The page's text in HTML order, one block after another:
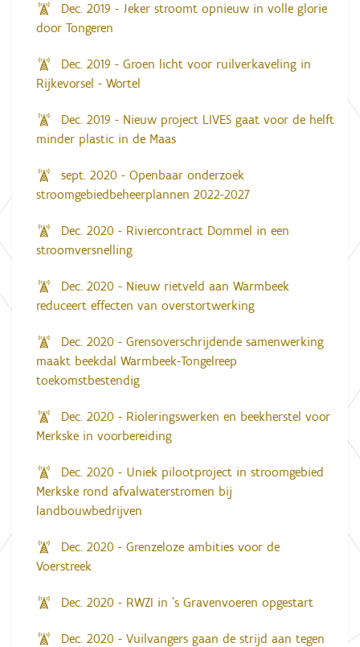
Dec. 2019 - Jeker stroomt opnieuw in volle glorie
door Tongeren
Dec. 2019 - Groen licht voor ruilverkaveling in
Rijkevorsel - Wortel
Dec. 2019 - Nieuw project LIVES gaat voor de helft
minder plastic in de Maas
sept. 2020 - Openbaar onderzoek
stroomgebiedbeheerplannen 2022-2027
Dec. 2020 - Riviercontract Dommel in een
stroomversnelling
Dec. 2020 - Nieuw rietveld aan Warmbeek
reduceert effecten van overstortwerking
Dec. 2020 - Grensoverschrijdende samenwerking
maakt beekdal Warmbeek-Tongelreep
toekomstbestendig
Dec. 2020 - Rioleringswerken en beekherstel voor
Merkske in voorbereiding
Dec. 2020 - Uniek pilootproject in stroomgebied
Merkske rond afvalwaterstromen bij
landbouwbedrijven
Dec. 2020 - Grenzeloze ambities voor de
Voerstreek
Dec. 2020 - RWZI in ’s Gravenvoeren opgestart
Dec. 2020 - Vuilvangers gaan de strijd aan tegen